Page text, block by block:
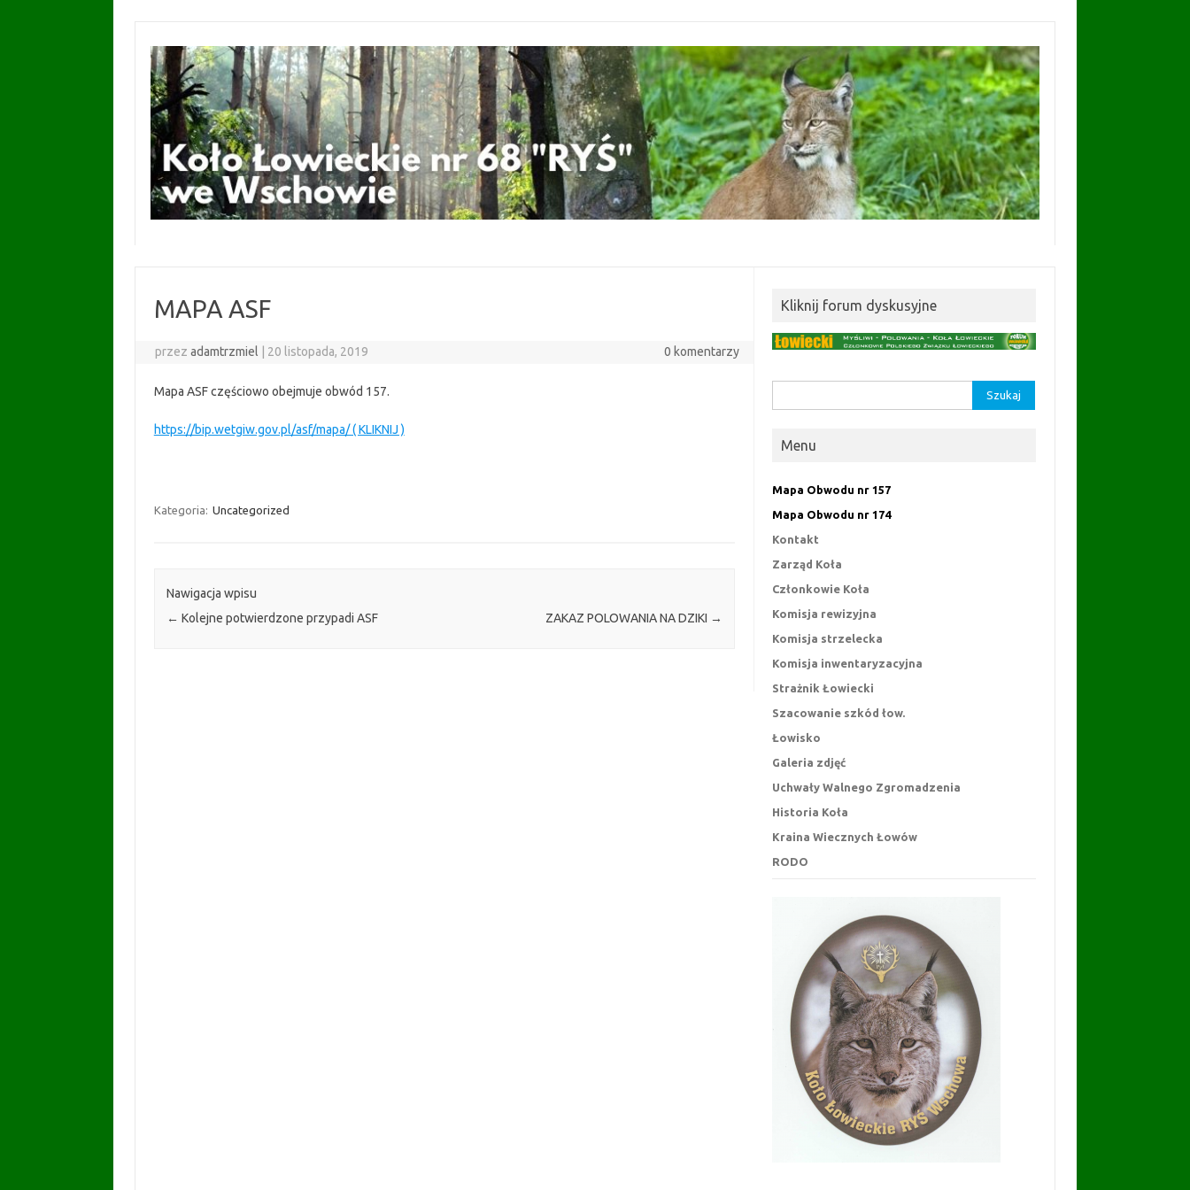
treści
MAPA ASF
przezadamtrzmiel 20 listopada, 2019 0 komentarzy
Mapa ASF częściowo obejmuje obwód 157.
https://bip.wetgiw.gov.pl/asf/mapa/ ( KLIKNIJ )
Kategoria: Uncategorized
Nawigacja wpisu
← Kolejne potwierdzone przypadi ASF ZAKAZ POLOWANIA NA DZIKI →
Kliknij forum dyskusyjne
Menu
Mapa Obwodu nr 157
Mapa Obwodu nr 174
Kontakt
Zarząd Koła
Członkowie Koła
Komisja rewizyjna
Komisja strzelecka
Komisja inwentaryzacyjna
Strażnik Łowiecki
Szacowanie szkód łow.
Łowisko
Galeria zdjęć
Uchwały Walnego Zgromadzenia
Historia Koła
Kraina Wiecznych Łowów
RODO